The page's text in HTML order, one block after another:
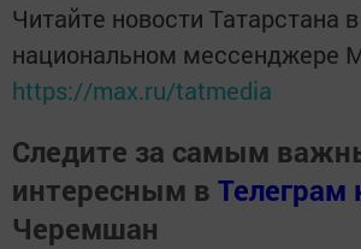
Читайте новости Татарстана в
национальном мессенджере
https://max.ru/tatmedia
Следите за самым
интересным в Телеграм
Черемшан